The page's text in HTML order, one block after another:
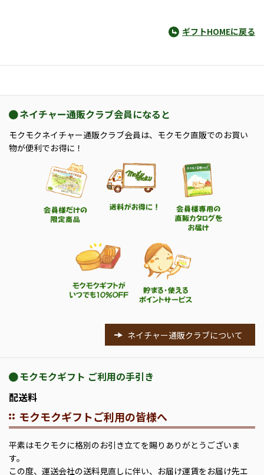
ギフトHOMEに戻る
ネイチャー通販クラブ会員になると
モクモクネイチャー通販クラブ会員は、モクモク直販でのお買い
物が便利でお得に！
ネイチャー通販クラブについて
モクモクギフト ご利用の手引き
配送料
モクモクギフトご利用の皆様へ
平素はモクモクに格別のお引き立てを賜りありがとうございま
す。
この度、運送会社の送料見直しに伴い、お届け運賃をお届け先エ